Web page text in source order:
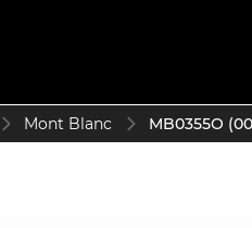
Mont Blanc MB0355O